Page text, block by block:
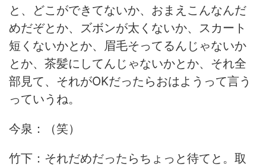
と、どこができてないか、おまえこんなんだ
めだぞとか、ズボンが太くないか、スカート
短くないかとか、眉毛そってるんじゃないか
とか、茶髪にしてんじゃないかとか、それ全
部見て、それがOKだったらおはようって言う
っていうね。
今泉：（笑）
竹下：それだめだったらちょっと待てと。取